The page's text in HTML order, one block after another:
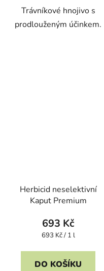
Trávníkové hnojivo s
prodlouženým účinkem.
Herbicid neselektivní
Kaput Premium
693 Kč
Měrná
693 Kč / 1 l
DO KOŠÍKU